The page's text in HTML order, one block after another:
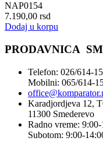
NAP0154
7.190,00 rsd
Dodaj u korpu
PRODAVNICA
Telefon: 026/614-
Mobilni: 065/614-
office@komparator
Karadjordjeva 12,
11300 Smederevo
Radno vreme:
Subotom: 9:00-